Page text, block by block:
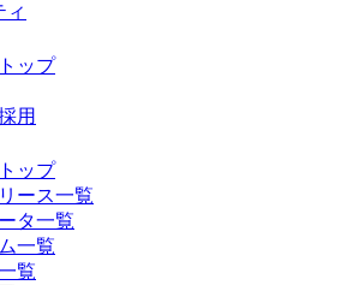
ィ
ップ
用
ップ
ース一覧
タ一覧
一覧
覧